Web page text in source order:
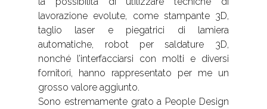
lavorazione evolute, come stampante 3D,
taglio laser e piegatrici di lamiera
automatiche, robot per saldature 3D,
nonché l’interfacciarsi con molti e diversi
fornitori, hanno rappresentato per me un
grosso valore aggiunto.
Sono estremamente grato a People Design